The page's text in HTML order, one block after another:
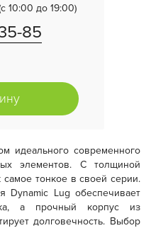
10:00 до 19:00)
85
идеального современного
элементов. С толщиной
тонкое в своей серии.
Dynamic Lug обеспечивает
а прочный корпус из
долговечность. Выбор